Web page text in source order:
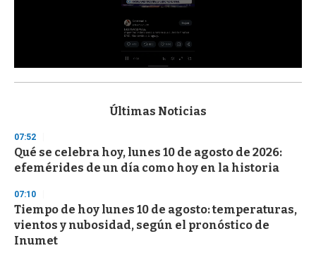
s
d
s
o
f
3
s
c
o
Últimas Noticias
07:52
Qué se celebra hoy, lunes 10 de agosto de 2026:
efemérides de un día como hoy en la historia
07:10
Tiempo de hoy lunes 10 de agosto: temperaturas,
vientos y nubosidad, según el pronóstico de
Inumet